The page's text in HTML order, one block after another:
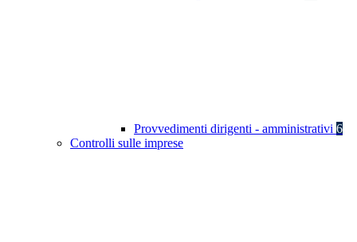
Provvedimenti dirigenti - amministrativi 6
Controlli sulle imprese